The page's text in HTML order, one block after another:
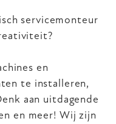
servicemonteur
en
te installeren,
aan uitdagende
en meer! Wij zijn